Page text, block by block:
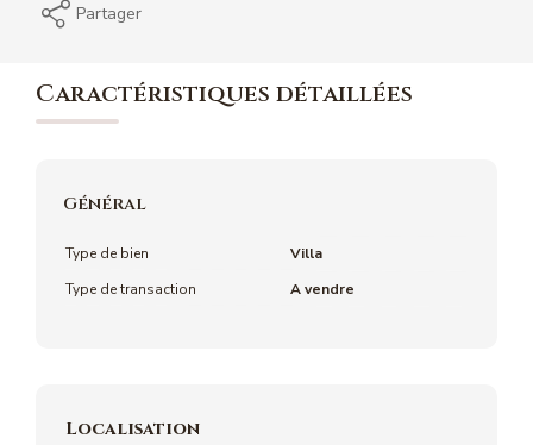
Partager
Caractéristiques détaillées
Général
Type de bien
Villa
Type de transaction
A vendre
Localisation